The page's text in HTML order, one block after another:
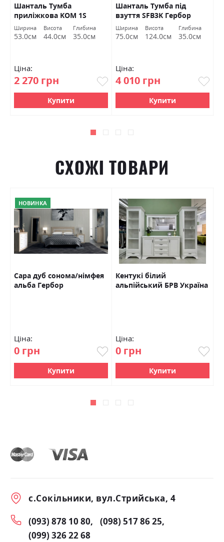
Шанталь Тумба
приліжкова KOM 1S
Гербор
Ширина
53.0см
Висота
44.0см
Глибина
35.0см
Ціна:
2 270 грн
Купити
Шанталь Тумба під
взуття SFB3K Гербор
Ширина
75.0см
Висота
124.0см
Глибина
35.0см
Ціна:
4 010 грн
Купити
СХОЖІ ТОВАРИ
НОВИНКА
Сара дуб сонома/німфея
альба Гербор
Ціна:
0 грн
Купити
Кентукі білий
альпійський БРВ Україна
Ціна:
0 грн
Купити
с.Сокільники, вул.Стрийська, 4
(093) 878 10 80
(098) 517 86 25
(099) 326 22 68